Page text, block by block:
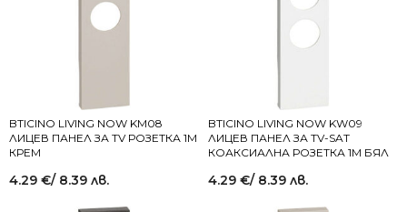
BTICINO LIVING NOW KM08
ЛИЦЕВ ПАНЕЛ ЗА TV РОЗЕТКА 1M
КРЕМ
4.29 €/ 8.39 лв.
BTICINO LIVING NOW KW09
ЛИЦЕВ ПАНЕЛ ЗА TV-SAT
КОАКСИАЛНА РОЗЕТКА 1M БЯЛ
4.29 €/ 8.39 лв.